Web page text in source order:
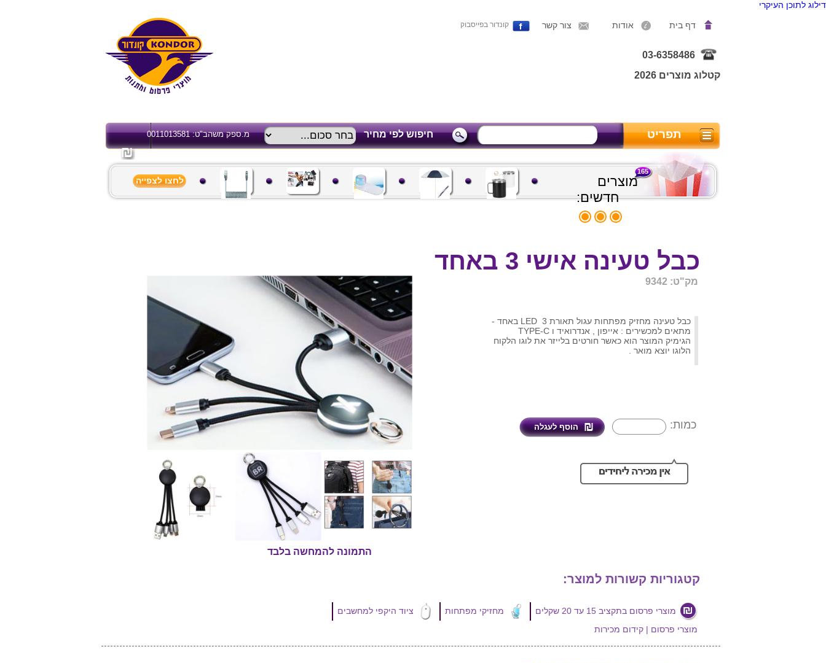
דילוג לתוכן העיקרי
דף בית אודות צור קשר קונדור בפייסבוק
03-6358486
קטלוג מוצרים 2026
תפריט חיפוש לפי מחיר מ.ספק משהב"ט: 0011013581
מוצרים
חדשים:
165
לחצו לצפייה
כבל טעינה אישי 3 באחד
מק"ט: 9342
התמונה להמחשה בלבד
כבל טעינה מחזיק מפתחות עגול תאורת LED 3 באחד -
מתאים למכשירים : אייפון , אנדרואיד ו TYPE-C
הגימיק המוצר הוא כאשר חורטים בלייזר את לוגו הלקוח
הלוגו יוצא מואר .
כמות:
קטגוריות קשורות למוצר:
מוצרי פרסום בתקציב 15 עד 20 שקלים מחזיקי מפתחות
ציוד היקפי למחשבים
מוצרי פרסום | קידום מכירות